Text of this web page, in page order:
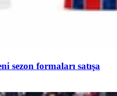
sezon formaları satışa